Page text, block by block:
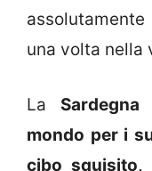
una volta nella
La
mondo per i
cibo squisito,